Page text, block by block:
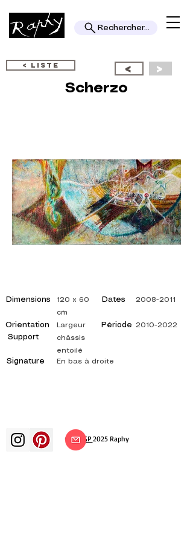
Rechercher...
< LISTE < >
Scherzo
Dimensions
Orientation
Support
Signature
120 x 60
cm
Dates
Période
Largeur
châssis
entoilé
En bas à droite
2008-2011
2010-2022
© ADAGP 2025 Raphy